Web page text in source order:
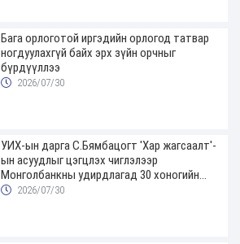
Бага орлоготой иргэдийн орлогод татвар
ногдуулахгүй байх эрх зүйн орчныг
бүрдүүллээ
2026/07/30
УИХ-ын дарга С.Бямбацогт 'Хар жагсаалт'-
ын асуудлыг цэгцлэх чиглэлээр
Монголбанкны удирдлагад 30 хоногийн
хугацаатай үүрэг өглөө
2026/07/30